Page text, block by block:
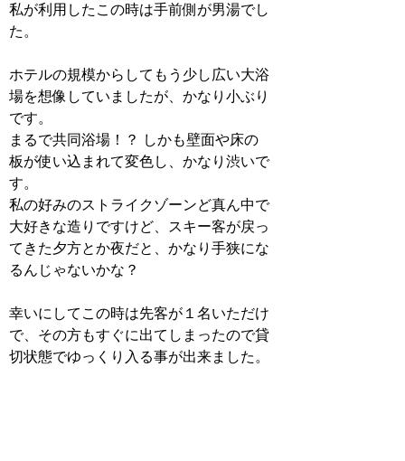
私が利用したこの時は手前側が男湯でし
た。
ホテルの規模からしてもう少し広い大浴
場を想像していましたが、かなり小ぶり
です。
まるで共同浴場！？ しかも壁面や床の
板が使い込まれて変色し、かなり渋いで
す。
私の好みのストライクゾーンど真ん中で
大好きな造りですけど、スキー客が戻っ
てきた夕方とか夜だと、かなり手狭にな
るんじゃないかな？
幸いにしてこの時は先客が１名いただけ
で、その方もすぐに出てしまったので貸
切状態でゆっくり入る事が出来ました。